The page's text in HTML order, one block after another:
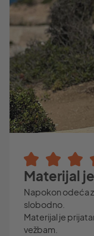
Materijal
Napokon odeća
slobodno.
Materijal je
vežbam.